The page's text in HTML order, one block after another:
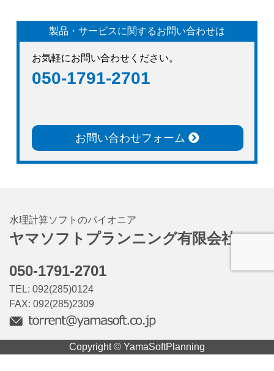
製品・サービスに関するお問い合わせは
お気軽にお問い合わせください。
050-1791-2701
お問い合わせフォーム
水理計算ソフトのパイオニア
ヤマソフトプランニング有限会社
050-1791-2701
TEL: 092(285)0124
FAX: 092(285)2309
Copyright © YamaSoftPlanning